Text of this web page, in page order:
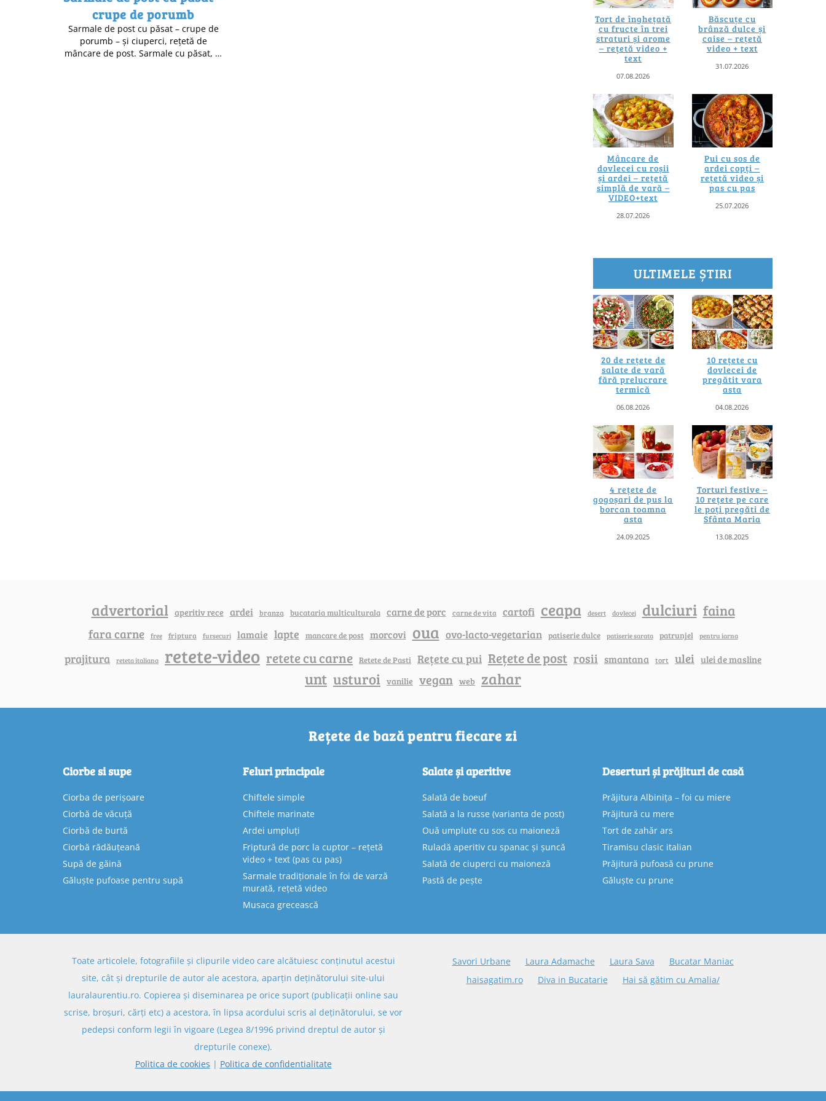
crupe de porumb
Sarmale de post cu păsat – crupe de
porumb – și ciuperci, rețetă de
mâncare de post. Sarmale cu păsat, …
Tort de înghețată
cu fructe în trei
straturi și arome
– rețetă video +
text
07.08.2026
Băscuțe cu
brânză dulce și
caise – rețetă
video + text
31.07.2026
Mâncare de
dovlecei cu roșii
și ardei – rețetă
simplă de vară –
VIDEO+text
28.07.2026
Pui cu sos de
ardei copți –
rețetă video și
pas cu pas
25.07.2026
ULTIMELE ȘTIRI
20 de rețete de
salate de vară
fără prelucrare
termică
06.08.2026
10 rețete cu
dovlecei de
pregătit vara
asta
04.08.2026
4 rețete de
gogoșari de pus la
borcan toamna
asta
24.09.2025
Torturi festive –
10 rețete pe care
le poți pregăti de
Sfânta Maria
13.08.2025
advertorial aperitiv rece ardei branza bucataria multiculturala carne de porc carne de vita cartofi ceapa desert dovlecei dulciuri faina
fara carne free friptura fursecuri lamaie lapte mancare de post morcovi oua ovo-lacto-vegetarian patiserie dulce patiserie sarata patrunjel pentru iarna
prajitura reteta italiana retete-video retete cu carne Retete de Pasti Rețete cu pui Rețete de post rosii smantana tort ulei ulei de masline
unt usturoi vanilie vegan web zahar
Rețete de bază pentru fiecare zi
Ciorbe si supe
Ciorba de perișoare
Ciorbă de văcuță
Ciorbă de burtă
Ciorbă rădăuțeană
Supă de găină
Găluște pufoase pentru supă
Feluri principale
Chiftele simple
Chiftele marinate
Ardei umpluți
Friptură de porc la cuptor – rețetă
video + text (pas cu pas)
Sarmale tradiționale în foi de varză
murată, rețetă video
Musaca grecească
Salate și aperitive
Salată de boeuf
Salată a la russe (varianta de post)
Ouă umplute cu sos cu maioneză
Ruladă aperitiv cu spanac și șuncă
Salată de ciuperci cu maioneză
Pastă de pește
Deserturi și prăjituri de casă
Prăjitura Albinița – foi cu miere
Prăjitură cu mere
Tort de zahăr ars
Tiramisu clasic italian
Prăjitură pufoasă cu prune
Găluște cu prune
Toate articolele, fotografiile și clipurile video care alcătuiesc conținutul acestui
site, cât și drepturile de autor ale acestora, aparțin deținătorului site-ului
lauralaurentiu.ro. Copierea și diseminarea pe orice suport (publicații online sau
scrise, broșuri, cărți etc) a acestora, în lipsa acordului scris al deținătorului, se vor
pedepsi conform legii în vigoare (Legea 8/1996 privind dreptul de autor și
drepturile conexe).
Politica de cookies | Politica de confidentialitate
Savori Urbane Laura Adamache Laura Sava
Bucatar Maniac
haisagatim.ro
Diva in Bucatarie Hai să gătim cu Amalia/